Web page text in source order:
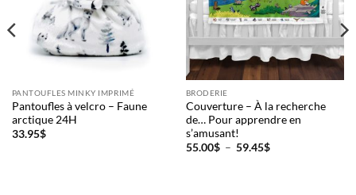
PANTOUFLES MINKY IMPRIMÉ
Pantoufles à velcro – Faune
arctique 24H
33.95$
BRODERIE
Couverture – À la recherche
de… Pour apprendre en
s’amusant!
55.00$ – 59.45$Plage